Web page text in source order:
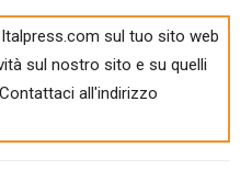
sul tuo sito web
sul nostro sito e su quelli
all'indirizzo